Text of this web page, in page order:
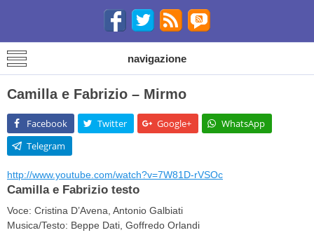
navigazione
Camilla e Fabrizio – Mirmo
Facebook Twitter Google+
WhatsApp
Telegram
http://www.youtube.com/watch?v=7W81D-rVSOc
Camilla e Fabrizio testo
Voce: Cristina D’Avena, Antonio Galbiati
Musica/Testo: Beppe Dati, Goffredo Orlandi